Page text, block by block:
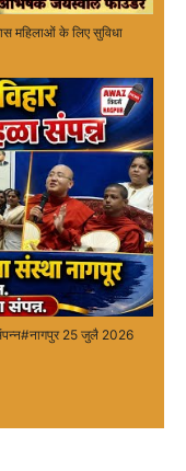
महिलाओं के लिए सुविधा
संपन्न#नागपुर 25 जुलै 2026